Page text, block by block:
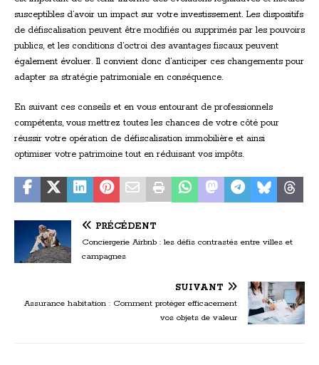
susceptibles d’avoir un impact sur votre investissement. Les dispositifs
de défiscalisation peuvent être modifiés ou supprimés par les pouvoirs
publics, et les conditions d’octroi des avantages fiscaux peuvent
également évoluer. Il convient donc d’anticiper ces changements pour
adapter sa stratégie patrimoniale en conséquence.
En suivant ces conseils et en vous entourant de professionnels
compétents, vous mettrez toutes les chances de votre côté pour
réussir votre opération de défiscalisation immobilière et ainsi
optimiser votre patrimoine tout en réduisant vos impôts.
PRÉCÉDENT
Conciergerie Airbnb : les défis contrastés entre villes et
campagnes
SUIVANT
Assurance habitation : Comment protéger efficacement
vos objets de valeur